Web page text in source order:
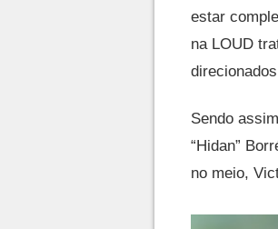
estar
na LOUD
Sendo
“Hidan”
no meio,